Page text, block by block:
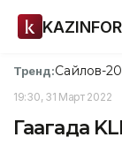
Тренд:Сайлов-
19:30, 31 Март 2022
Гаагада